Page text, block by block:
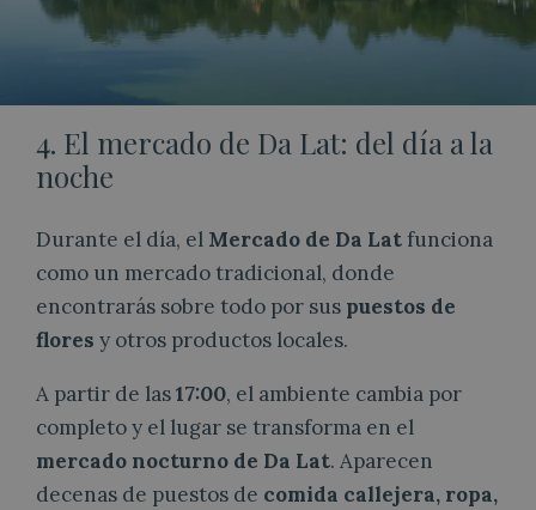
4. El mercado de Da Lat: del día a la
noche
Durante el día, el Mercado de Da Latfunciona
como un mercado tradicional, donde
encontrarás sobre todo por sus puestos de
flores y otros productos locales.
A partir de las17:00, el ambiente cambia por
completo y el lugar se transforma en el
mercado nocturno de Da Lat. Aparecen
decenas de puestos de comida callejera, ropa,